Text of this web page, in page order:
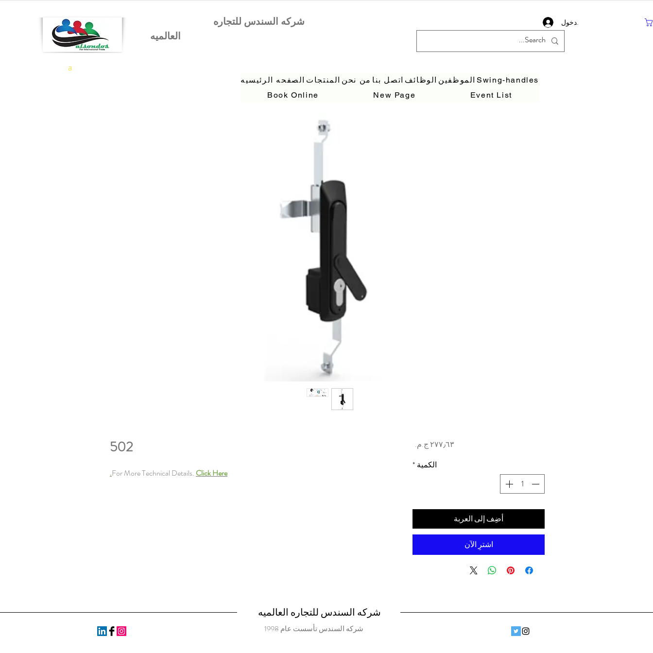
تسجيل دخول
الصفحه الرئيسيه المنتجات من نحن اتصل بنا الوظائف الموظفين Swing-handles
Book Online
New Page Event List
502
For More Technical Details. Click Here.
السعر
الكمية *
أضِف إلى العربة
اشترِ الآن
a
شركه السندس للتجاره العالميه
شركه السندس تأسست عام 1998